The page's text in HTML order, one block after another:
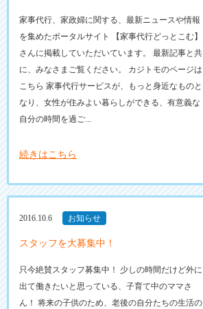
家事代行、家政婦に関する、最新ニュースや情報
を集めたポータルサイト 【家事代行どっとこむ】
さんに掲載していただいています。 最新記事と共
に、みなさまご覧ください。 カジトモのページは
こちら 家事代行サービスが、もっと身近なものと
なり、女性が住みよい暮らしができる、有意義な
自分の時間を過ご...
続きはこちら
2016.10.6 お知らせ
スタッフを大募集中！
只今絶賛スタッフ募集中！ 少しの時間だけど外に
出て働きたいと思っている、子育て中のママさ
ん！ 将来の子供のため、老後の自分たちの生活の